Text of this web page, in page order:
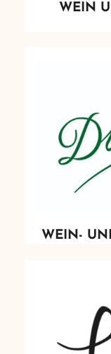
WEIN
WEIN-